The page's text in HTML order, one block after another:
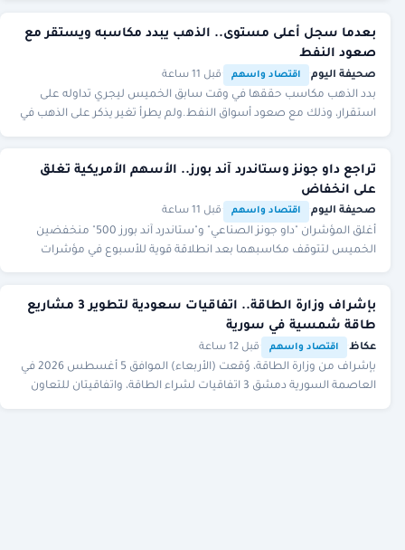
بعدما سجل أعلى مستوى.. الذهب يبدد مكاسبه ويستقر مع
صعود النفط
صحيفة اليوم اقتصاد واسهم قبل 11 ساعة
بدد الذهب مكاسب حققها في وقت سابق الخميس ليجري تداوله على
استقرار، وذلك مع صعود أسواق النفط.ولم يطرأ تغير يذكر على الذهب في
تراجع داو جونز وستاندرد آند بورز.. الأسهم الأمريكية تغلق
على انخفاض
صحيفة اليوم اقتصاد واسهم قبل 11 ساعة
أغلق المؤشران "‌داو جونز الصناعي" و"ستاندرد آند بورز 500" منخفضين
الخميس لتتوقف مكاسبهما بعد انطلاقة قوية للأسبوع في مؤشرات
بإشراف وزارة الطاقة.. اتفاقيات سعودية لتطوير 3 مشاريع
طاقة شمسية في سورية
عكاظ اقتصاد واسهم قبل 12 ساعة
بإشراف من وزارة الطاقة، وُقعت (الأربعاء) الموافق 5 أغسطس 2026 في
العاصمة السورية دمشق 3 اتفاقيات لشراء الطاقة، واتفاقيتان للتعاون